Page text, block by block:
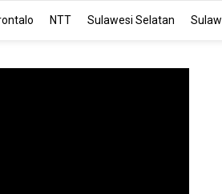
NTT Sulawesi Selatan